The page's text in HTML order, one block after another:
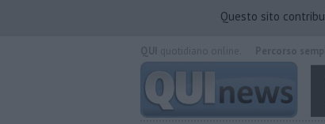
Questo sito